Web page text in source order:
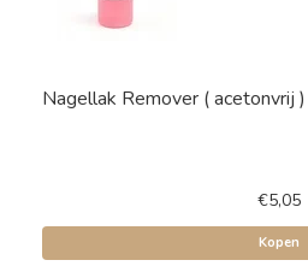
Nagellak Remover ( acetonvrij )
€5,05
Kopen